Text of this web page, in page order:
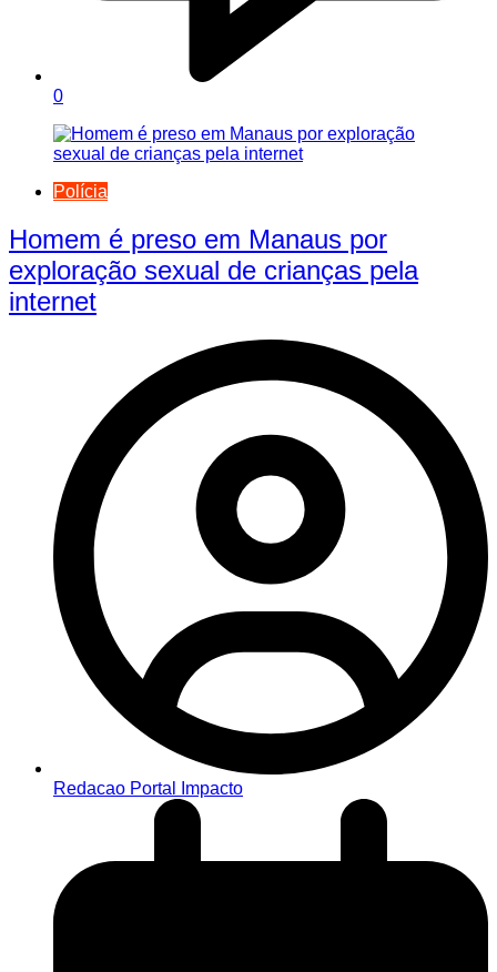
0
Polícia
Homem é preso em Manaus por
exploração sexual de crianças pela
internet
Redacao Portal Impacto